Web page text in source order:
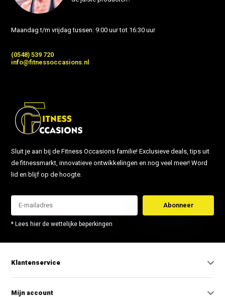
Maandag t/m vrijdag tussen: 9:00 uur tot 16:30 uur
(0548) 539 720
info@fitnessoccasions.nl
Sluit je aan bij de Fitness Occasions familie! Exclusieve deals, tips uit
de fitnessmarkt, innovatieve ontwikkelingen en nog veel meer! Word
lid en blijf op de hoogte.
Abonneer
* Lees hier de wettelijke beperkingen
Klantenservice
Mijn account